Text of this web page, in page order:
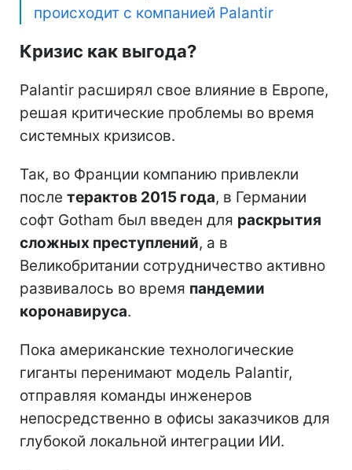
происходит с компанией Palantir
Кризис как выгода?
Palantir расширял свое влияние в Европе,
решая критические проблемы во время
системных кризисов.
Так, во Франции компанию привлекли
после терактов 2015 года, в Германии
софт Gotham был введен для раскрытия
сложных преступлений, а в
Великобритании сотрудничество активно
развивалось во время пандемии
коронавируса.
Пока американские технологические
гиганты перенимают модель Palantir,
отправляя команды инженеров
непосредственно в офисы заказчиков для
глубокой локальной интеграции ИИ.